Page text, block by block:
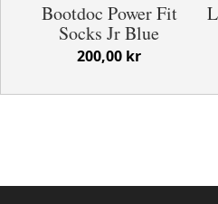
Bootdoc Power Fit
Socks Jr Blue
200,00 kr